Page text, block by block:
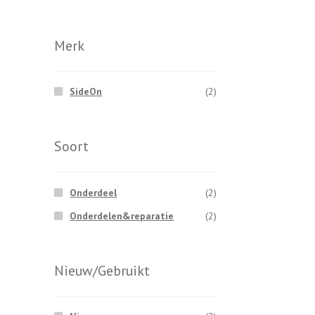
Merk
SideOn (2)
Soort
Onderdeel
(2)
Onderdelen&reparatie
(2)
Nieuw/Gebruikt